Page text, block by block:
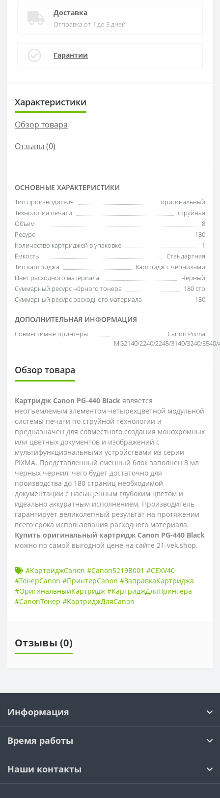
Доставка
Отправка от 1 до 3 дней
Гарантии
Характеристики
Обзор товара
Отзывы (0)
ОСНОВНЫЕ ХАРАКТЕРИСТИКИ
Тип производителя
оригинальный
Технология печати
струйная
Объем
8
Ресурс
180
Количество картриджей в упаковке
1
Ёмкость
Стандартная
Тип картриджа
Картридж с чернилами
Цвет расходного материала
Чёрный
Суммарный ресурс чёрного тонера
180 стр
Суммарный ресурс расходного материала
180
ДОПОЛНИТЕЛЬНАЯ ИНФОРМАЦИЯ
Совместимые принтеры
Canon Pixma
MG2140/2240/2245/3140/3240/
Обзор товара
Картридж Canon PG-440 Black является
неотъемлемым элементом четырехцветной модульной
системы печати по струйной технологии и
предназначен для совместного создания монохромных
или цветных документов и изображений с
мультифункциональными устройствами из серии
PIXMA. Представленный сменный блок заполнен 8 мл
черных чернил, чего будет достаточно для
производства до 180 страниц необходимой
документации с насыщенным глубоким цветом и
идеально аккуратным исполнением. Производитель
гарантирует великолепный результат на протяжении
всего срока использования расходного материала.
Купить оригинальный картридж Canon PG-440 Black
можно по самой выгодной цене на сайте 21-vek.shop.
#КартриджCanon #Canon5219B001 #CEXV40
#ТонерCanon #ПринтерCanon #ЗаправкаКартриджа
#ОригинальныйКартридж #КартриджДляПринтера
#CanonТонер #КартриджДляCanon
Отзывы (0)
Информация
Время работы
Наши контакты